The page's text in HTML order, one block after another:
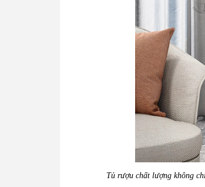
Tủ rượu chất lượng không